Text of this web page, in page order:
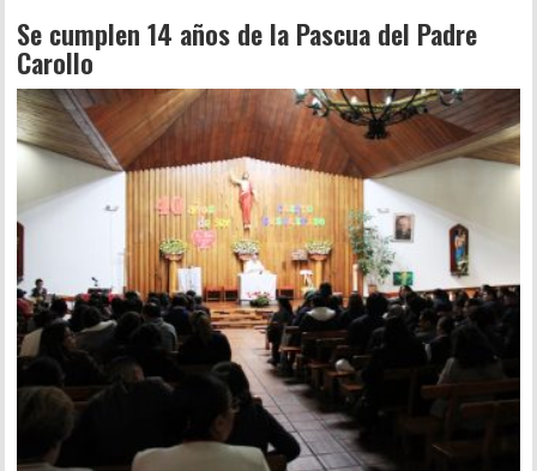
Se cumplen 14 años de la Pascua del Padre
Carollo